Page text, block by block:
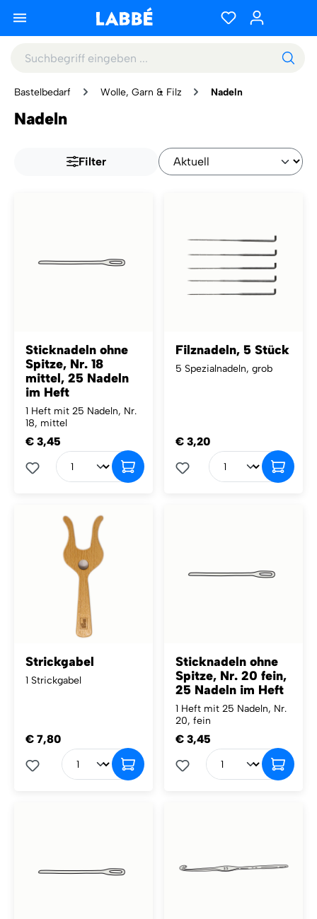
Bastelbedarf Wolle, Garn & Filz Nadeln
Nadeln
Filter
Sticknadeln ohne
Spitze, Nr. 18
mittel, 25 Nadeln
im Heft
1 Heft mit 25 Nadeln, Nr.
18, mittel
€ 3,45
Filznadeln, 5 Stück
5 Spezialnadeln, grob
€ 3,20
Strickgabel
1 Strickgabel
€ 7,80
Sticknadeln ohne
Spitze, Nr. 20 fein,
25 Nadeln im Heft
1 Heft mit 25 Nadeln, Nr.
20, fein
€ 3,45